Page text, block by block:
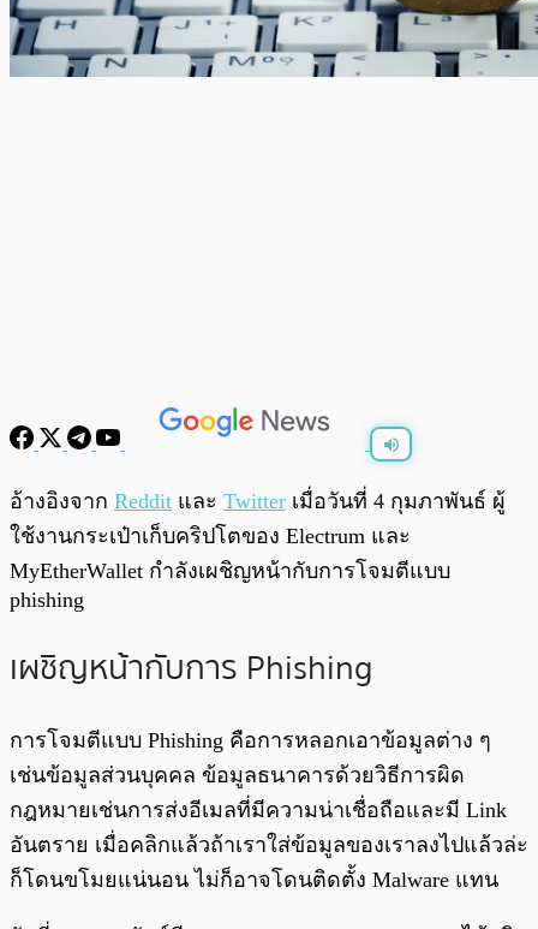
/0:00
อ้างอิงจาก Reddit และ Twitter เมื่อวันที่ 4 กุมภาพันธ์ ผู้
ใช้งานกระเป๋าเก็บคริปโตของ Electrum และ
MyEtherWallet กำลังเผชิญหน้ากับการโจมตีแบบ
phishing
เผชิญหน้ากับการ Phishing
การโจมตีแบบ Phishing คือการหลอกเอาข้อมูลต่าง ๆ
เช่นข้อมูลส่วนบุคคล ข้อมูลธนาคารด้วยวิธีการผิด
กฎหมายเช่นการส่งอีเมลที่มีความน่าเชื่อถือและมี Link
อันตราย เมื่อคลิกแล้วถ้าเราใส่ข้อมูลของเราลงไปแล้วล่ะ
ก็โดนขโมยแน่นอน ไม่ก็อาจโดนติดตั้ง Malware แทน